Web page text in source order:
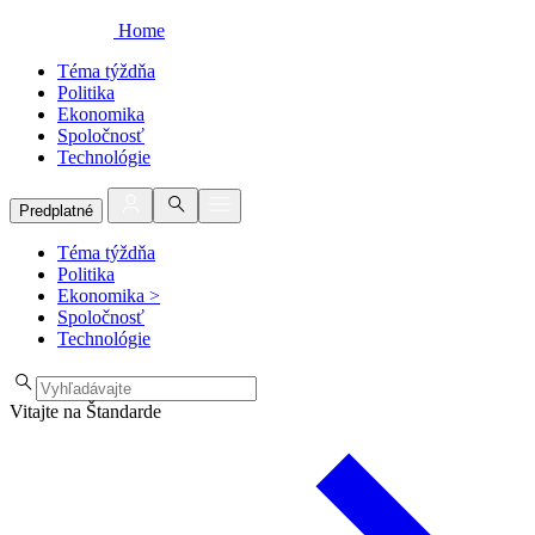
Home
Téma týždňa
Politika
Ekonomika
Spoločnosť
Technológie
Predplatné
Téma týždňa
Politika
Ekonomika >
Spoločnosť
Technológie
Vitajte na Štandarde